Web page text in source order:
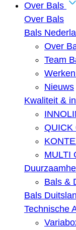
Over Bals
Over Bals
Bals
Over
Team
Nieuws
Kwaliteit &
QUICK
MULTI
Bals &
Bals
Technische